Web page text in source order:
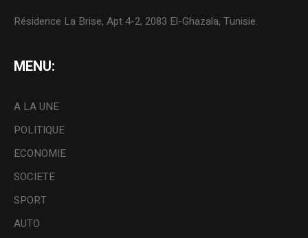
Résidence La Brise, Apt 4-2, 2083 El-Ghazala, Tunisie.
MENU:
A LA UNE
POLITIQUE
ECONOMIE
SOCIETE
SPORT
AUTO